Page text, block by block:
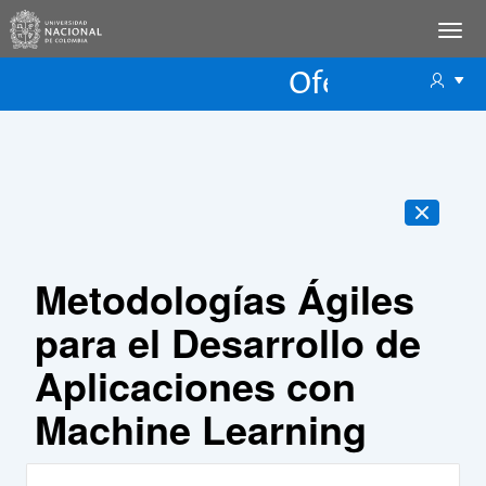
Oferta
Metodologías Ágiles
para el Desarrollo de
Aplicaciones con
Machine Learning